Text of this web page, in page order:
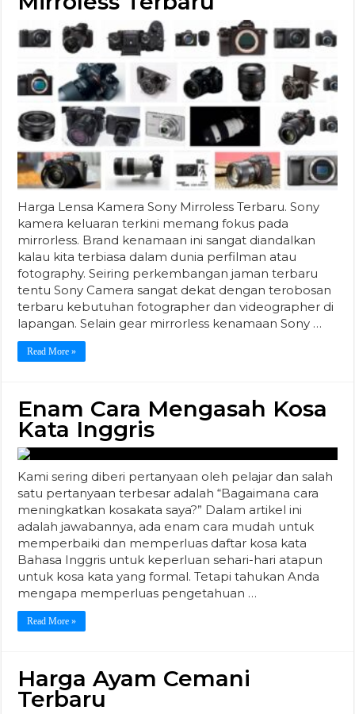
Harga Lensa Kamera Sony Mirroless Terbaru. Sony
kamera keluaran terkini memang fokus pada
mirrorless. Brand kenamaan ini sangat diandalkan
kalau kita terbiasa dalam dunia perfilman atau
fotography. Seiring perkembangan jaman terbaru
tentu Sony Camera sangat dekat dengan terobosan
terbaru kebutuhan fotographer dan videographer di
lapangan. Selain gear mirrorless kenamaan Sony …
Read More »
Enam Cara Mengasah Kosa
Kata Inggris
Kami sering diberi pertanyaan oleh pelajar dan salah
satu pertanyaan terbesar adalah “Bagaimana cara
meningkatkan kosakata saya?” Dalam artikel ini
adalah jawabannya, ada enam cara mudah untuk
memperbaiki dan memperluas daftar kosa kata
Bahasa Inggris untuk keperluan sehari-hari atapun
untuk kosa kata yang formal. Tetapi tahukan Anda
mengapa memperluas pengetahuan …
Read More »
Harga Ayam Cemani
Terbaru